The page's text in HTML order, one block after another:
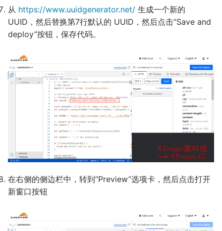
从 https://www.uuidgenerator.net/ 生成一个新的
UUID，然后替换第7行默认的 UUID，然后点击“Save and
deploy”按钮，保存代码。
在右侧的侧边栏中，转到“Preview”选项卡，然后点击打开
新窗口按钮